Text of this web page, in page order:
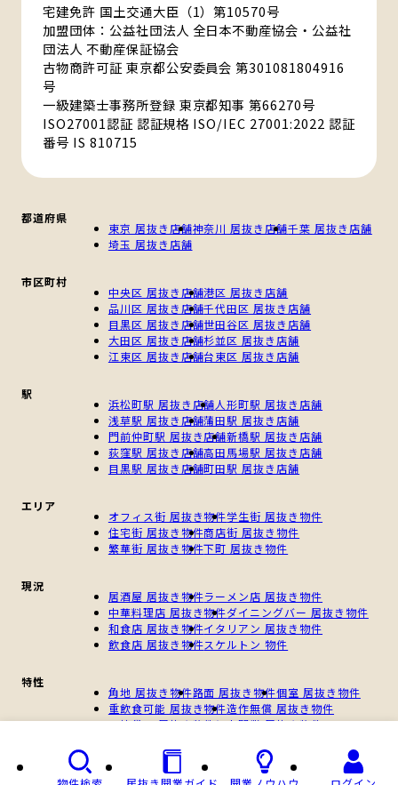
宅建免許 国土交通大臣（1）第10570号
加盟団体：公益社団法人 全日本不動産協会・公益社
団法人 不動産保証協会
古物商許可証 東京都公安委員会 第301081804916
号
一級建築士事務所登録 東京都知事 第66270号
ISO27001認証 認証規格 ISO/IEC 27001:2022 認証
番号 IS 810715
都道府県
東京 居抜き店舗神奈川 居抜き店舗千葉 居抜き店舗
埼玉 居抜き店舗
市区町村
中央区 居抜き店舗港区 居抜き店舗
品川区 居抜き店舗千代田区 居抜き店舗
目黒区 居抜き店舗世田谷区 居抜き店舗
大田区 居抜き店舗杉並区 居抜き店舗
江東区 居抜き店舗台東区 居抜き店舗
駅
浜松町駅 居抜き店舗人形町駅 居抜き店舗
浅草駅 居抜き店舗蒲田駅 居抜き店舗
門前仲町駅 居抜き店舗新橋駅 居抜き店舗
荻窪駅 居抜き店舗高田馬場駅 居抜き店舗
目黒駅 居抜き店舗町田駅 居抜き店舗
エリア
オフィス街 居抜き物件学生街 居抜き物件
住宅街 居抜き物件商店街 居抜き物件
繁華街 居抜き物件下町 居抜き物件
現況
居酒屋 居抜き物件ラーメン店 居抜き物件
中華料理店 居抜き物件ダイニングバー 居抜き物件
和食店 居抜き物件イタリアン 居抜き物件
飲食店 居抜き物件スケルトン 物件
特性
角地 居抜き物件路面 居抜き物件個室 居抜き物件
重飲食可能 居抜き物件造作無償 居抜き物件
一棟貸し 居抜き物件個人開業 居抜き物件